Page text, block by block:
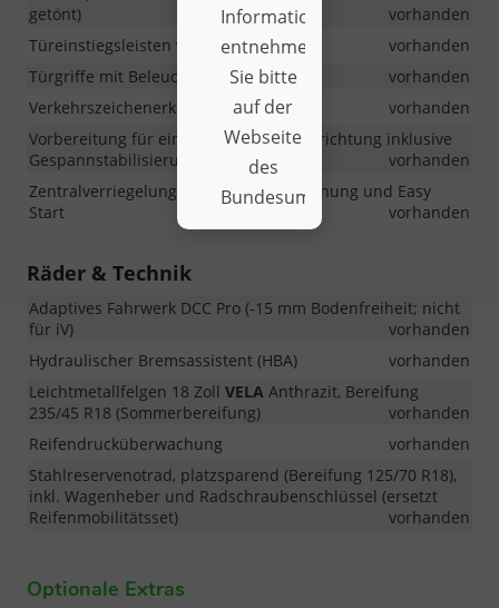
getönt)
vorhanden
Türeinstiegsleisten vorn
vorhanden
Türgriffe mit Beleuchtung außen
vorhanden
Verkehrszeichenerkennung
vorhanden
Vorbereitung für eine Anhängerzugvorrichtung inklusive
Gespannstabilisierung
vorhanden
Zentralverriegelung mit Funkfernbedienung und Easy
Start
vorhanden
Räder & Technik
Adaptives Fahrwerk DCC Pro (-15 mm Bodenfreiheit; nicht
für iV)
vorhanden
Hydraulischer Bremsassistent (HBA)
vorhanden
Leichtmetallfelgen 18 Zoll VELA Anthrazit, Bereifung
235/45 R18 (Sommerbereifung)
vorhanden
Reifendrucküberwachung
vorhanden
Stahlreservenotrad, platzsparend (Bereifung 125/70 R18),
inkl. Wagenheber und Radschraubenschlüssel (ersetzt
Reifenmobilitätsset)
vorhanden
Optionale Extras
Informationen
entnehmen
Sie bitte
auf der
Webseite
des
Bundesumweltministerium.